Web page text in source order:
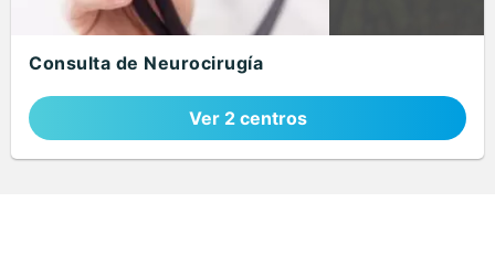
Consulta de Neurocirugía
Ver 2 centros